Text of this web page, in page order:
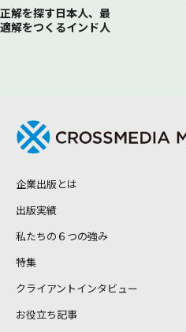
正解を探す日本人、最
適解をつくるインド人
企業出版とは
出版実績
私たちの６つの強み
特集
クライアントインタビュー
お役立ち記事